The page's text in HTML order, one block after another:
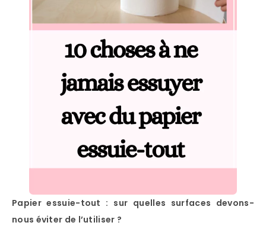
Papier essuie-tout : sur quelles surfaces devons-
nous éviter de l’utiliser ?